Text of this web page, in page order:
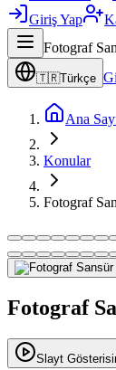
Giriş Yap
Fotograf
🇹🇷Türkçe
Ana
Konular
Fotograf
Fotograf
Slayt